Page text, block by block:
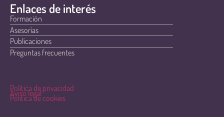
Enlaces de interés
Formación
Asesorías
Publicaciones
Preguntas frecuentes
Política de privacidad
Aviso legal
Política de cookies